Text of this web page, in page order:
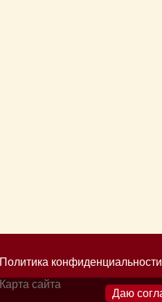
Политика конфиденциальности
Карта сайта